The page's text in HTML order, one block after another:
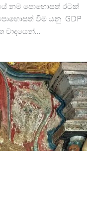
නම පොහොසත් රටක්
වීම යනු GDP
වාදයෙන්…